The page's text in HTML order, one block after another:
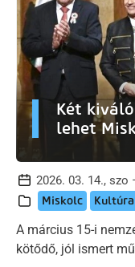
Két
lehet
2026. 03. 14., szo
Miskolc Kultúra
A március 15-i
kötődő, jól ismert